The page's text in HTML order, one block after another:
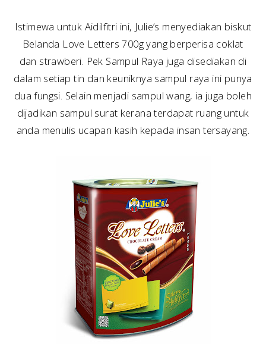
Istimewa untuk Aidilfitri ini, Julie’s menyediakan biskut
Belanda Love Letters 700g yang berperisa coklat
dan strawberi. Pek Sampul Raya juga disediakan di
dalam setiap tin dan keuniknya sampul raya ini punya
dua fungsi. Selain menjadi sampul wang, ia juga boleh
dijadikan sampul surat kerana terdapat ruang untuk
anda menulis ucapan kasih kepada insan tersayang.